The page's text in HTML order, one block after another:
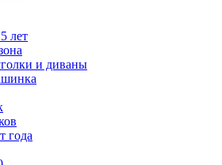
лет
и диваны
года